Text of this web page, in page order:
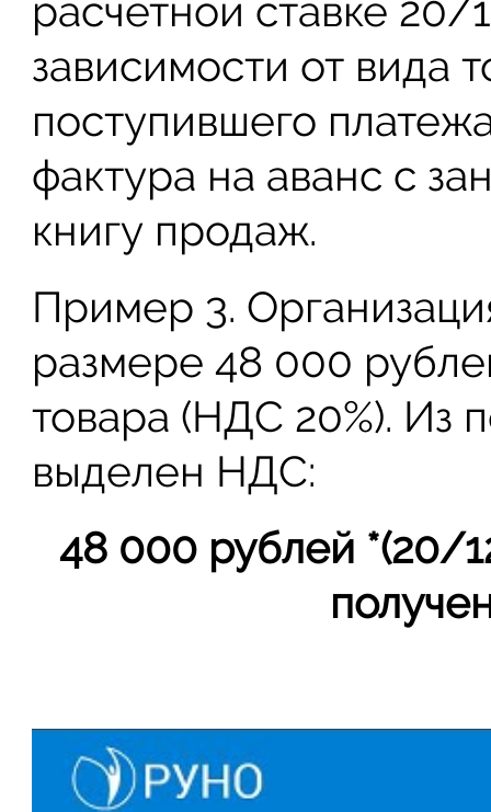
расчетной ставке 20/
зависимости от вида
поступившего
фактура на аванс с
книгу продаж.
Пример 3.
размере 48 000
товара (НДС 20%). Из
выделен НДС:
48 000 рублей *(20/